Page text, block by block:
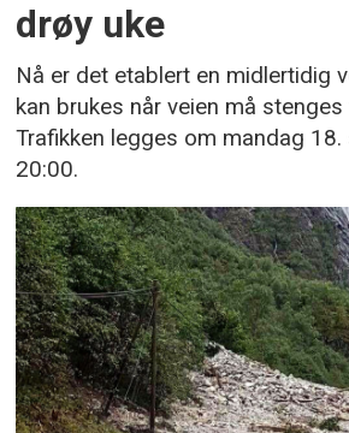
drøy uke
Nå er det etablert en midlertidig
kan brukes når veien må
Trafikken legges om mandag 18.
20:00.